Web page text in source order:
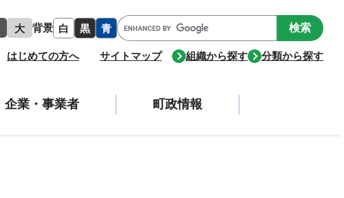
大 背景 白 黒 青
Google
カ
ス
はじめての方へ サイトマップ 組織から探す 分類から探す
企業・事業者 町政情報